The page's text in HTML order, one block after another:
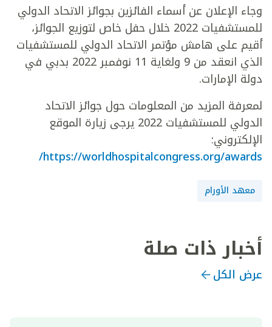
وجاء الإعلان عن أسماء الفائزين بجوائز الاتحاد الدولي
للمستشفيات 2022 خلال حفل خاص لتوزيع الجوائز،
أقيم على هامش مؤتمر الاتحاد الدولي للمستشفيات
الذي انعقد من 9 ولغاية 11 نوفمبر 2022 بدبي في
دولة الإمارات.
لمعرفة المزيد من المعلومات حول جوائز الاتحاد
الدولي للمستشفيات 2022 يرجى زيارة الموقع
الإلكتروني:
https://worldhospitalcongress.org/awards/
معهد الأورام
أخبار ذات صلة
عرض الكل